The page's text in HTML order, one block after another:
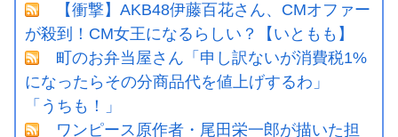
【衝撃】AKB48伊藤百花さん、CMオファー
が殺到！CM女王になるらしい？【いともも】
町のお弁当屋さん「申し訳ないが消費税1%
になったらその分商品代を値上げするわ」
「うちも！」
ワンピース原作者・尾田栄一郎が描いた担